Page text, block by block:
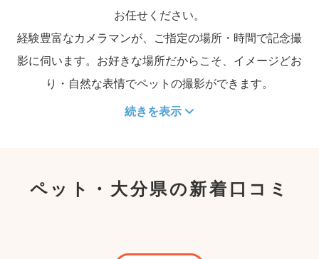
お任せください。
経験豊富なカメラマンが、ご指定の場所・時間で記念撮
影に伺います。お好きな場所だからこそ、イメージどお
り・自然な表情でペットの撮影ができます。
続きを表示
ペット・大分県の新着口コミ